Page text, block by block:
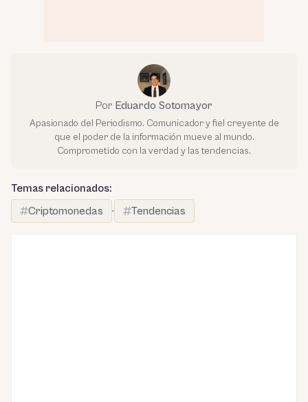
Por Eduardo Sotomayor
Apasionado del Periodismo. Comunicador y fiel creyente de
que el poder de la información mueve al mundo.
Comprometido con la verdad y las tendencias.
Temas relacionados:
Criptomonedas
· Tendencias